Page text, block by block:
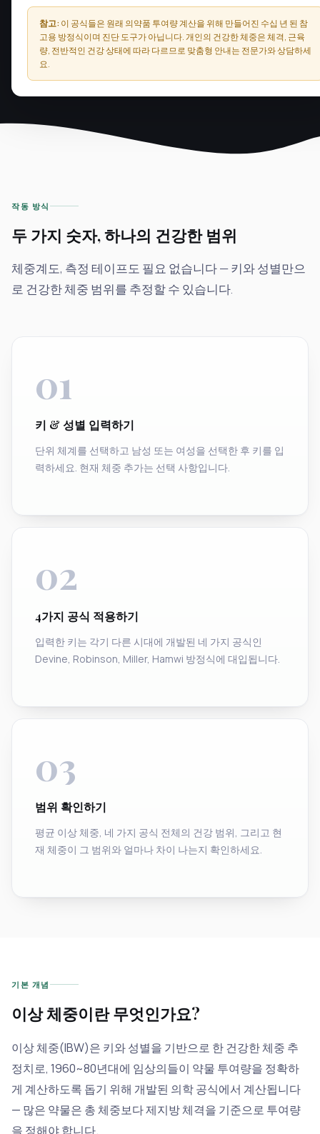
참고: 이 공식들은 원래 의약품 투여량 계산을 위해 만들어진 수십 년 된 참
고용 방정식이며 진단 도구가 아닙니다. 개인의 건강한 체중은 체격, 근육
량, 전반적인 건강 상태에 따라 다르므로 맞춤형 안내는 전문가와 상담하세
요.
작동 방식
두 가지 숫자, 하나의 건강한 범위
체중계도, 측정 테이프도 필요 없습니다 — 키와 성별만으
로 건강한 체중 범위를 추정할 수 있습니다.
01
키 & 성별 입력하기
단위 체계를 선택하고 남성 또는 여성을 선택한 후 키를 입
력하세요. 현재 체중 추가는 선택 사항입니다.
02
4가지 공식 적용하기
입력한 키는 각기 다른 시대에 개발된 네 가지 공식인
Devine, Robinson, Miller, Hamwi 방정식에 대입됩니다.
03
범위 확인하기
평균 이상 체중, 네 가지 공식 전체의 건강 범위, 그리고 현
재 체중이 그 범위와 얼마나 차이 나는지 확인하세요.
기본 개념
이상 체중이란 무엇인가요?
이상 체중(IBW)은 키와 성별을 기반으로 한 건강한 체중 추
정치로, 1960~80년대에 임상의들이 약물 투여량을 정확하
게 계산하도록 돕기 위해 개발된 의학 공식에서 계산됩니다
— 많은 약물은 총 체중보다 제지방 체격을 기준으로 투여량
을 정해야 합니다.